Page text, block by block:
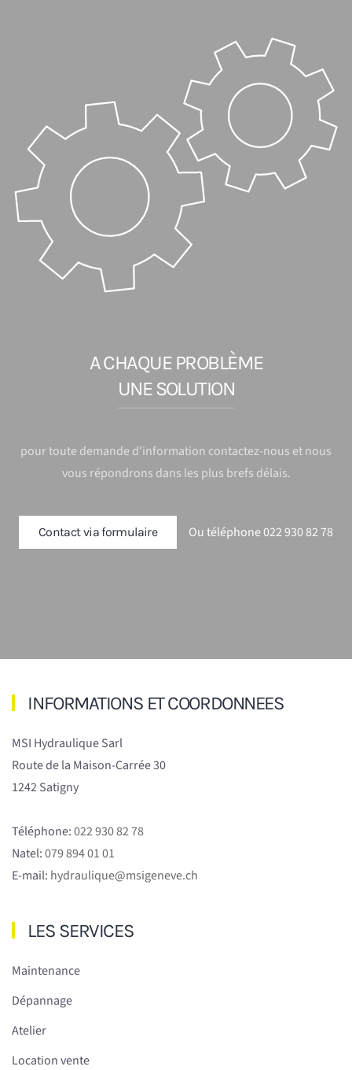
A CHAQUE PROBLÈME
UNE SOLUTION
pour toute demande d'information contactez-nous et nous
vous répondrons dans les plus brefs délais.
Contact via formulaire Ou téléphone 022 930 82 78
INFORMATIONS ET COORDONNEES
MSI Hydraulique Sarl
Route de la Maison-Carrée 30
1242 Satigny
Téléphone:022 930 82 78
Natel:079 894 01 01
E-mail: hydraulique@msigeneve.ch
LES SERVICES
Maintenance
Dépannage
Atelier
Location vente